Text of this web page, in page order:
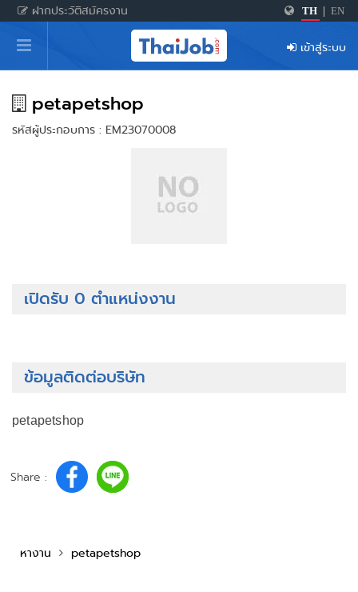
ฝากประวัติสมัครงาน TH EN
หน้าหลัก
ผู้สมัครงาน: เข้าสู่ระบบ
ฝากประวัติสมัครงาน
เกร็ดความรู้
เข้าสู่ระบบ
petapetshop
รหัสผู้ประกอบการ : EM23070008
เปิดรับ 0 ตำแหน่งงาน
ข้อมูลติดต่อบริษัท
petapetshop
Share :
หางาน petapetshop